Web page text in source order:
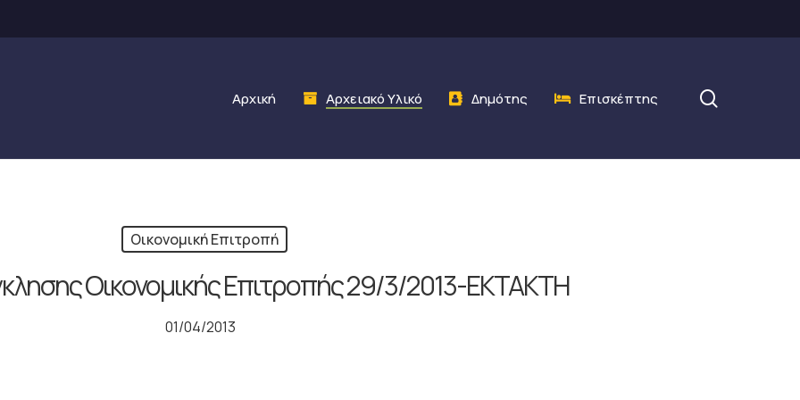
Αρχική Αρχειακό Υλικό Δημότης Επισκέπτης
Οικονομική Επιτροπή
Οικονομικής Επιτροπής 29/3/2013-ΕΚΤΑΚΤΗ
01/04/2013